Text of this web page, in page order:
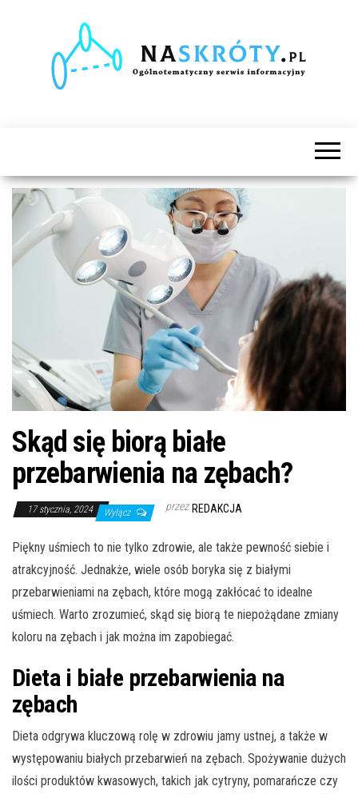
Skąd się biorą białe
przebarwienia na zębach?
17 stycznia, 2024 Wyłącz przez REDAKCJA
Piękny uśmiech to nie tylko zdrowie, ale także pewność siebie i
atrakcyjność. Jednakże, wiele osób boryka się z białymi
przebarwieniami na zębach, które mogą zakłócać to idealne
uśmiech. Warto zrozumieć, skąd się biorą te niepożądane zmiany
koloru na zębach i jak można im zapobiegać.
Dieta i białe przebarwienia na
zębach
Dieta odgrywa kluczową rolę w zdrowiu jamy ustnej, a także w
występowaniu białych przebarwień na zębach. Spożywanie dużych
ilości produktów kwasowych, takich jak cytryny, pomarańcze czy